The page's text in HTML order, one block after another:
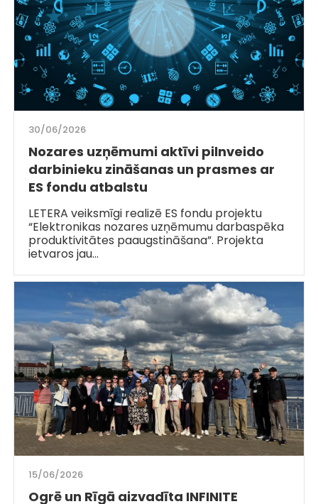
30/06/2026
Nozares uzņēmumi aktīvi pilnveido
darbinieku zināšanas un prasmes ar
ES fondu atbalstu
LETERA veiksmīgi realizē ES fondu projektu
“Elektronikas nozares uzņēmumu darbaspēka
produktivitātes paaugstināšana”. Projekta
ietvaros jau…
15/06/2026
Ogrē un Rīgā aizvadīta INFINITE